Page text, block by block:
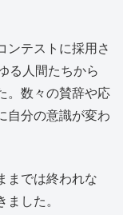
ンテストに採用さ
る人間たちから
。数々の賛辞や応
自分の意識が変わ
までは終われな
した。